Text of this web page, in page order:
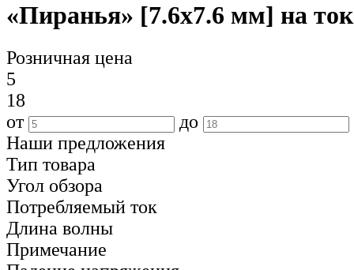
«Пиранья» [7.6x7.6 мм] на
Розничная цена
5
18
от
до
Наши предложения
Тип товара
Угол обзора
Потребляемый ток
Длина волны
Примечание